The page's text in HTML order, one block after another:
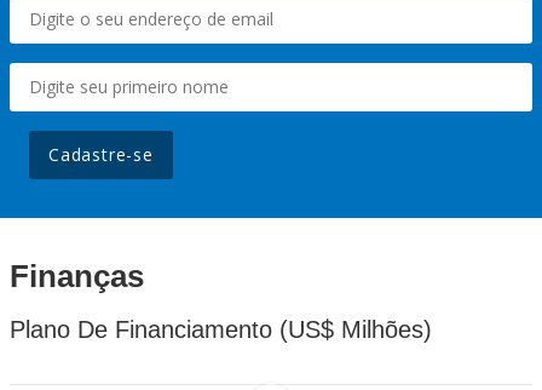
Cadastre-se
Finanças
Plano De Financiamento (US$ Milhões)